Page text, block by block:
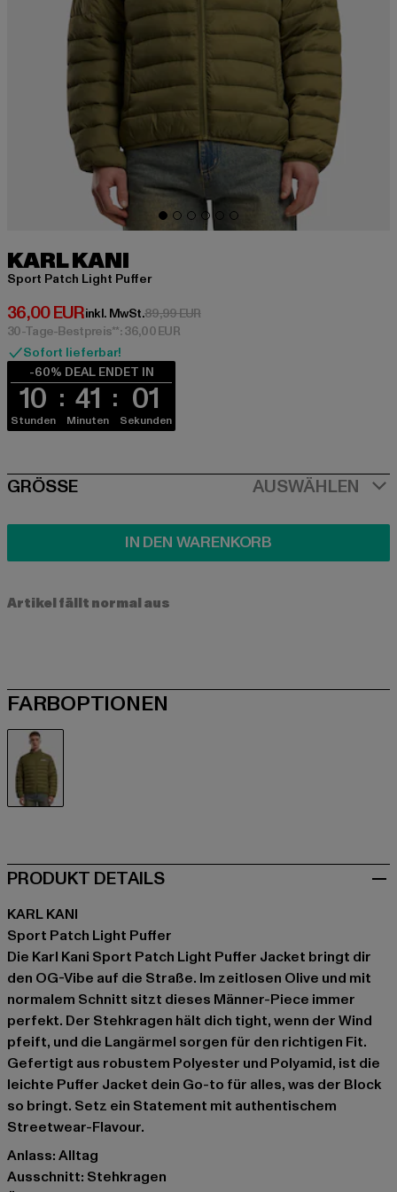
KARL KANI
Sport Patch Light Puffer
36,00 EUR
Derzeitiger Preis: 36,00 EUR
inkl. MwSt.89,99 EURAktionspreis: 89,99 EUR
30-Tage-Bestpreis**: 36,00 EUR
Sofort lieferbar!
-60% DEAL ENDET IN
10
Stunden
41
Minuten
00
Sekunden
SIZE
GRÖSSE AUSWÄHLEN
IN DEN WARENKORB
Artikel fällt normal aus
FARBOPTIONEN
PRODUKT DETAILS
KARL KANI
Sport Patch Light Puffer
Die Karl Kani Sport Patch Light Puffer Jacket bringt dir
den OG-Vibe auf die Straße. Im zeitlosen Olive und mit
normalem Schnitt sitzt dieses Männer-Piece immer
perfekt. Der Stehkragen hält dich tight, wenn der Wind
pfeift, und die Langärmel sorgen für den richtigen Fit.
Gefertigt aus robustem Polyester und Polyamid, ist die
leichte Puffer Jacket dein Go-to für alles, was der Block
so bringt. Setz ein Statement mit authentischem
Streetwear-Flavour.
Anlass: Alltag
Ausschnitt: Stehkragen